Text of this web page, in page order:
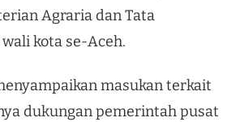
Agraria dan Tata
kota se-Aceh.
masukan terkait
dukungan pemerintah pusat